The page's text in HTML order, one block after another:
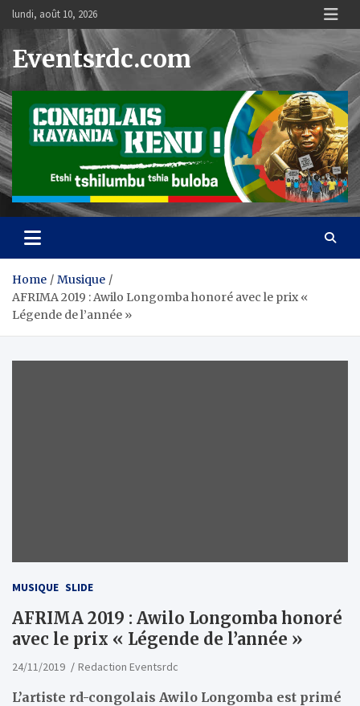
Skip
content
lundi, août 10, 2026
Eventsrdc.com
Home
Musique
AFRIMA 2019 : Awilo Longomba honoré avec le prix «
Légende de l’année »
MUSIQUE SLIDE
AFRIMA 2019 : Awilo Longomba honoré
avec le prix « Légende de l’année »
24/11/2019 Redaction Eventsrdc
L’artiste rd-congolais Awilo Longomba est primé